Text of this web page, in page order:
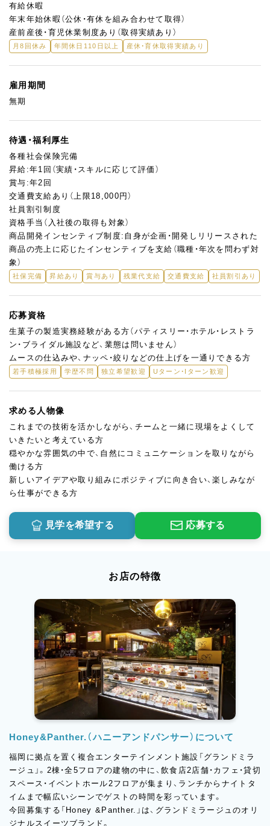
有給休暇
年末年始休暇（公休・有休を組み合わせて取得）
産前産後・育児休業制度あり（取得実績あり）
月8回休み 年間休日110日以上 産休・育休取得実績あり
雇用期間
無期
待遇・福利厚生
各種社会保険完備
昇給:年1回（実績・スキルに応じて評価）
賞与:年2回
交通費支給あり（上限18,000円）
社員割引制度
資格手当（入社後の取得も対象）
商品開発インセンティブ制度:自身が企画・開発しリリースされた
商品の売上に応じたインセンティブを支給（職種・年次を問わず対
象）
社保完備 昇給あり 賞与あり 残業代支給 交通費支給 社員割引あり
応募資格
生菓子の製造実務経験がある方（パティスリー・ホテル・レストラ
ン・ブライダル施設など、業態は問いません）
ムースの仕込みや、ナッペ・絞りなどの仕上げを一通りできる方
若手積極採用 学歴不問 独立希望歓迎 Uターン・Iターン歓迎
求める人物像
これまでの技術を活かしながら、チームと一緒に現場をよくして
いきたいと考えている方
穏やかな雰囲気の中で、自然にコミュニケーションを取りながら
働ける方
新しいアイデアや取り組みにポジティブに向き合い、楽しみなが
ら仕事ができる方
見学を希望する 応募する
お店の特徴
Honey&Panther.（ハニーアンドパンサー）について
福岡に拠点を置く複合エンターテインメント施設「グランドミラ
ージュ」。2棟・全5フロアの建物の中に、飲食店2店舗・カフェ・貸切
スペース・イベントホール2フロアが集まり、ランチからナイトタ
イムまで幅広いシーンでゲストの時間を彩っています。
今回募集する「Honey &Panther.」は、グランドミラージュのオリ
ジナルスイーツブランド。